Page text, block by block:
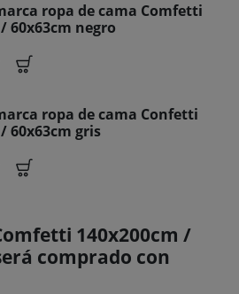
ropa de cama Comfetti
60x63cm negro
ropa de cama Confetti
60x63cm gris
140x200cm /
comprado con